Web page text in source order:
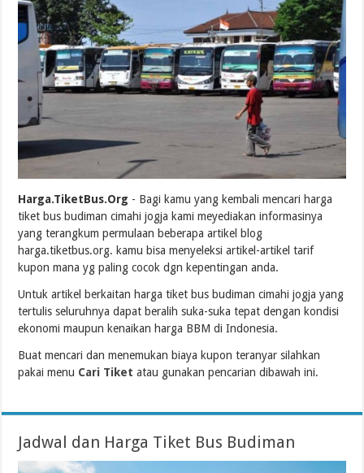
Harga.TiketBus.Org - Bagi kamu yang kembali mencari harga
tiket bus budiman cimahi jogja kami meyediakan informasinya
yang terangkum permulaan beberapa artikel blog
harga.tiketbus.org. kamu bisa menyeleksi artikel-artikel tarif
kupon mana yg paling cocok dgn kepentingan anda.
Untuk artikel berkaitan harga tiket bus budiman cimahi jogja yang
tertulis seluruhnya dapat beralih suka-suka tepat dengan kondisi
ekonomi maupun kenaikan harga BBM di Indonesia.
Buat mencari dan menemukan biaya kupon teranyar silahkan
pakai menu Cari Tiket atau gunakan pencarian dibawah ini.
Jadwal dan Harga Tiket Bus Budiman